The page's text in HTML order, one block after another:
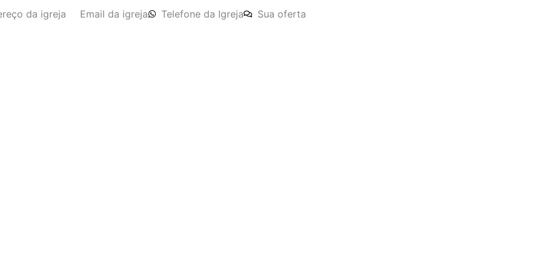
da igreja Email da igreja Telefone da Igreja Sua oferta